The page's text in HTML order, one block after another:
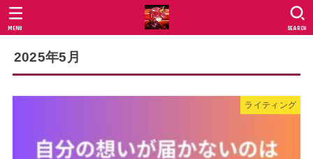
SEARCH
MENU
2025年5月
ライティング